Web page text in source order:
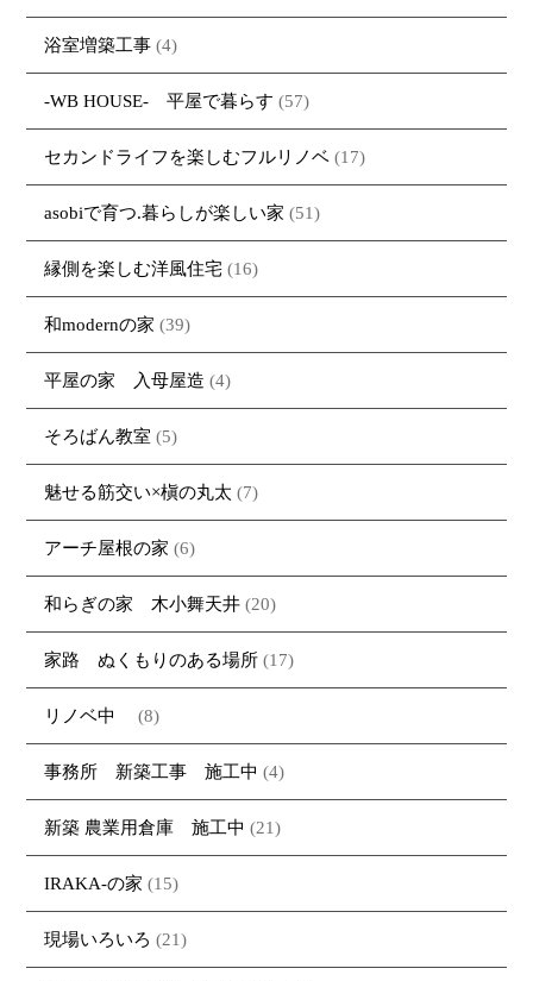
浴室増築工事 (4)
-WB HOUSE- 平屋で暮らす (57)
セカンドライフを楽しむフルリノベ (17)
asobiで育つ.暮らしが楽しい家 (51)
縁側を楽しむ洋風住宅 (16)
和modernの家 (39)
平屋の家 入母屋造 (4)
そろばん教室 (5)
魅せる筋交い×槇の丸太 (7)
アーチ屋根の家 (6)
和らぎの家 木小舞天井 (20)
家路 ぬくもりのある場所 (17)
リノベ中 (8)
事務所 新築工事 施工中 (4)
新築 農業用倉庫 施工中 (21)
IRAKA-の家 (15)
現場いろいろ (21)